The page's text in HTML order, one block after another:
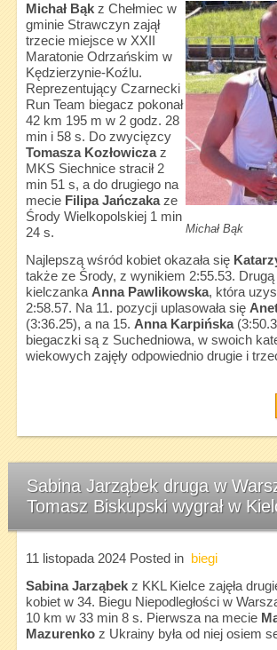
Michał Bąk
Michał Bąkz Chełmiec w
gminie Strawczyn zajął
trzecie miejsce w XXII
Maratonie Odrzańskim w
Kędzierzynie-Koźlu.
Reprezentujący Czarnecki
Run Team biegacz pokonał
42 km 195 m w 2 godz. 28
min i 58 s. Do zwycięzcy
Tomasza Kozłowiczaz
MKS Siechnice stracił 2
min 51 s, a do drugiego na
mecie Filipa Jańczakaze
Środy Wielkopolskiej 1 min
24 s.
Najlepszą wśród kobiet okazała się
także ze Środy, z wynikiem 2:55.53. Drugą
kielczanka Anna Pawlikowska, która
2:58.57. Na 11. pozycji uplasowała się
(3:36.25), a na 15. Anna Karpińska
biegaczki są z Suchedniowa, w swoich
wiekowych zajęły odpowiednio drugie i
Sabina Jarząbek druga w
Tomasz Biskupski wygrał w
11 listopada 2024Posted in
biegi
Sabina Jarząbekz KKL Kielce zajęła
kobiet w 34. Biegu Niepodległości w
10 km w 33 min 8 s. Pierwsza na mecie
Mazurenkoz Ukrainy była od niej osiem